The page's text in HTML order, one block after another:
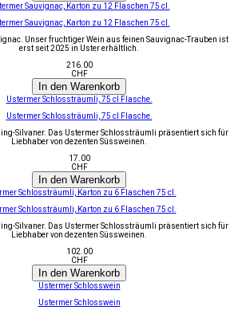
Sauvignac, Karton zu 12 Flaschen 75 cl.
Sauvignac, Karton zu 12 Flaschen 75 cl.
Unser fruchtiger Wein aus feinen Sauvignac-Trauben ist
erst seit 2025 in Uster erhältlich.
216.00
CHF
In den Warenkorb
Ustermer Schlossträumli, 75 cl Flasche.
Ustermer Schlossträumli, 75 cl Flasche.
Silvaner. Das Ustermer Schlossträumli präsentiert sich für
Liebhaber von dezenten Süssweinen.
17.00
CHF
In den Warenkorb
Schlossträumli, Karton zu 6 Flaschen 75 cl.
Schlossträumli, Karton zu 6 Flaschen 75 cl.
Silvaner. Das Ustermer Schlossträumli präsentiert sich für
Liebhaber von dezenten Süssweinen.
102.00
CHF
In den Warenkorb
Ustermer Schlosswein
Ustermer Schlosswein